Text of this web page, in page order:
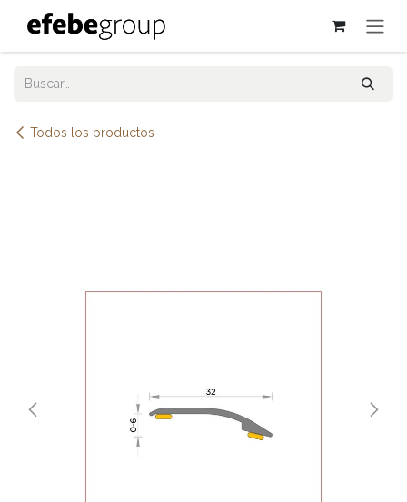
Ir al contenido
Todos los productos